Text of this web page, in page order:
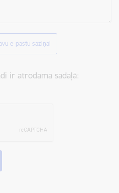
e-pastu saziņai
ir atrodama sadaļā: